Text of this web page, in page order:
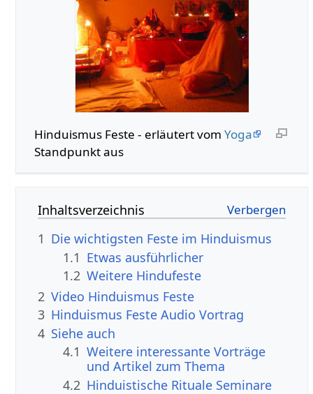
Hinduismus Feste - erläutert vom Yoga
Standpunkt aus
Inhaltsverzeichnis
1 Die wichtigsten Feste im Hinduismus
1.1 Etwas ausführlicher
1.2 Weitere Hindufeste
2 Video Hinduismus Feste
3 Hinduismus Feste Audio Vortrag
4 Siehe auch
4.1 Weitere interessante Vorträge
und Artikel zum Thema
4.2 Hinduistische Rituale Seminare